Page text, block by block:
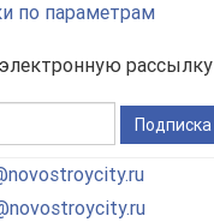
по параметрам
рассылку
Подписка